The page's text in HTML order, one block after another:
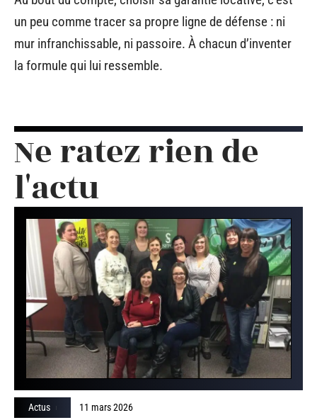
un peu comme tracer sa propre ligne de défense : ni
mur infranchissable, ni passoire. À chacun d’inventer
la formule qui lui ressemble.
Ne ratez rien de
l'actu
Actus 11 mars 2026